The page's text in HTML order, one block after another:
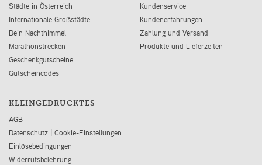
Städte in Österreich
Internationale Großstädte
Dein Nachthimmel
Marathonstrecken
Geschenkgutscheine
Gutscheincodes
Kundenservice
Kundenerfahrungen
Zahlung und Versand
Produkte und Lieferzeiten
KLEINGEDRUCKTES
AGB
Datenschutz | Cookie-Einstellungen
Einlösebedingungen
Widerrufsbelehrung